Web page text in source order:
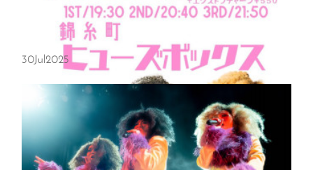
2025/12/20(土)姫路hoptheatre
30Jul 2025